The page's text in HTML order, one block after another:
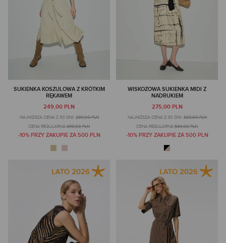
SUKIENKA KOSZULOWA Z KRÓTKIM
RĘKAWEM
249,00 PLN
NAJNIŻSZA CENA Z 30 DNI: 299,00 PLN
CENA REGULARNA:499,00 PLN
-10% PRZY ZAKUPIE ZA 500 PLN
WISKOZOWA SUKIENKA MIDI Z
NADRUKIEM
275,00 PLN
NAJNIŻSZA CENA Z 30 DNI: 329,00 PLN
CENA REGULARNA:549,00 PLN
-10% PRZY ZAKUPIE ZA 500 PLN